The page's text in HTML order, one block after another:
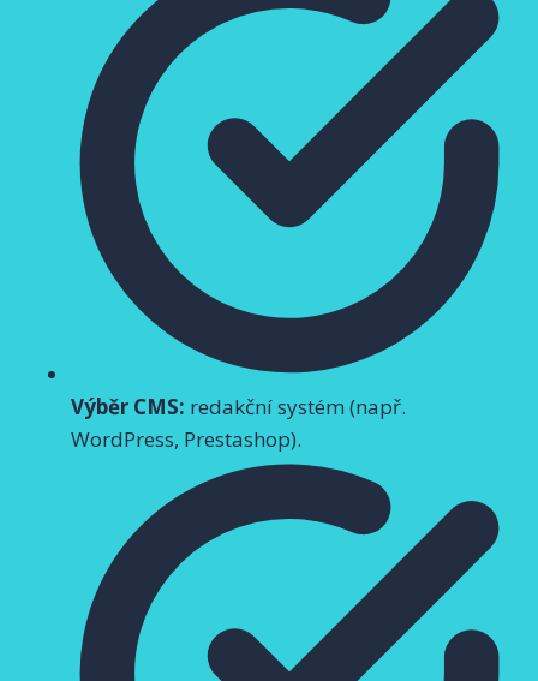
Výběr CMS: redakční systém (např.
WordPress, Prestashop).